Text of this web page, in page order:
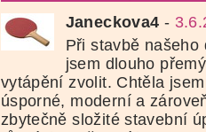
Janeckova4 -
Při stavbě
jsem dlouho
vytápění zvolit. Chtěla
úsporné, moderní a
zbytečně složité stavební